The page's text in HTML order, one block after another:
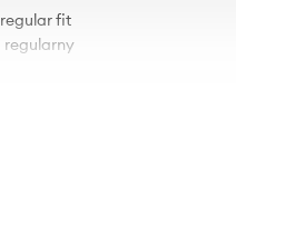
regular fit
regularny